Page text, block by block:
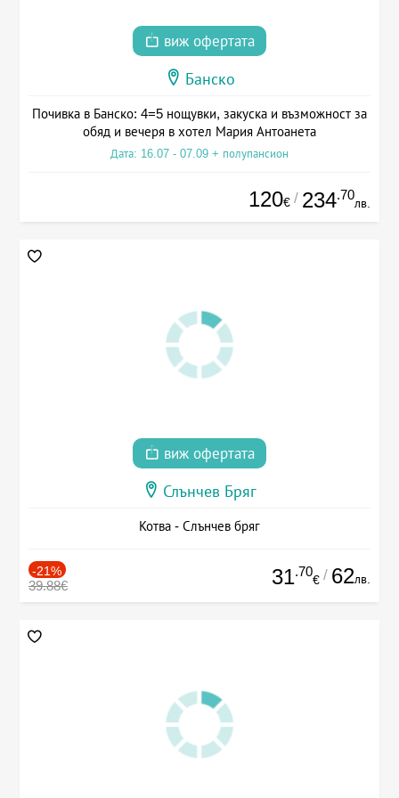
виж офертата
Банско
Почивка в Банско: 4=5 нощувки, закуска и възможност за
обяд и вечеря в хотел Мария Антоанета
Дата: 16.07 - 07.09 + полупансион
120€ / 234.70
лв.
виж офертата
Слънчев Бряг
Котва - Слънчев бряг
-21%
39.88€ 31.70
€ / 62лв.